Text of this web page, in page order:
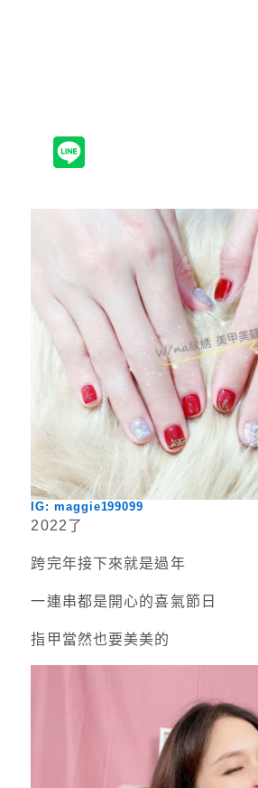
IG: maggie199099
2022了
跨完年接下來就是過年
一連串都是開心的喜氣節日
指甲當然也要美美的